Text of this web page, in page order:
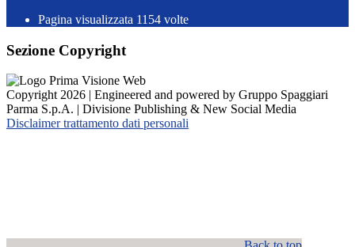
Pagina visualizzata 1154 volte
Sezione Copyright
Copyright 2026 | Engineered and powered by Gruppo Spaggiari
Parma S.p.A. | Divisione Publishing & New Social Media
Disclaimer trattamento dati personali